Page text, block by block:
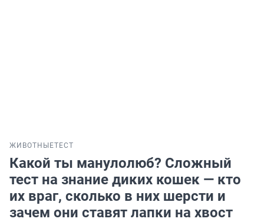
ЖИВОТНЫЕТЕСТ
Какой ты манулолюб? Сложный
тест на знание диких кошек — кто
их враг, сколько в них шерсти и
зачем они ставят лапки на хвост